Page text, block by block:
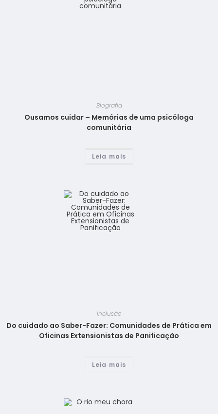
Biografia
Ousamos cuidar – Memórias de uma psicóloga
comunitária
Leia mais
Inclusão
Do cuidado ao Saber-Fazer: Comunidades de Prática em
Oficinas Extensionistas de Panificação
Leia mais